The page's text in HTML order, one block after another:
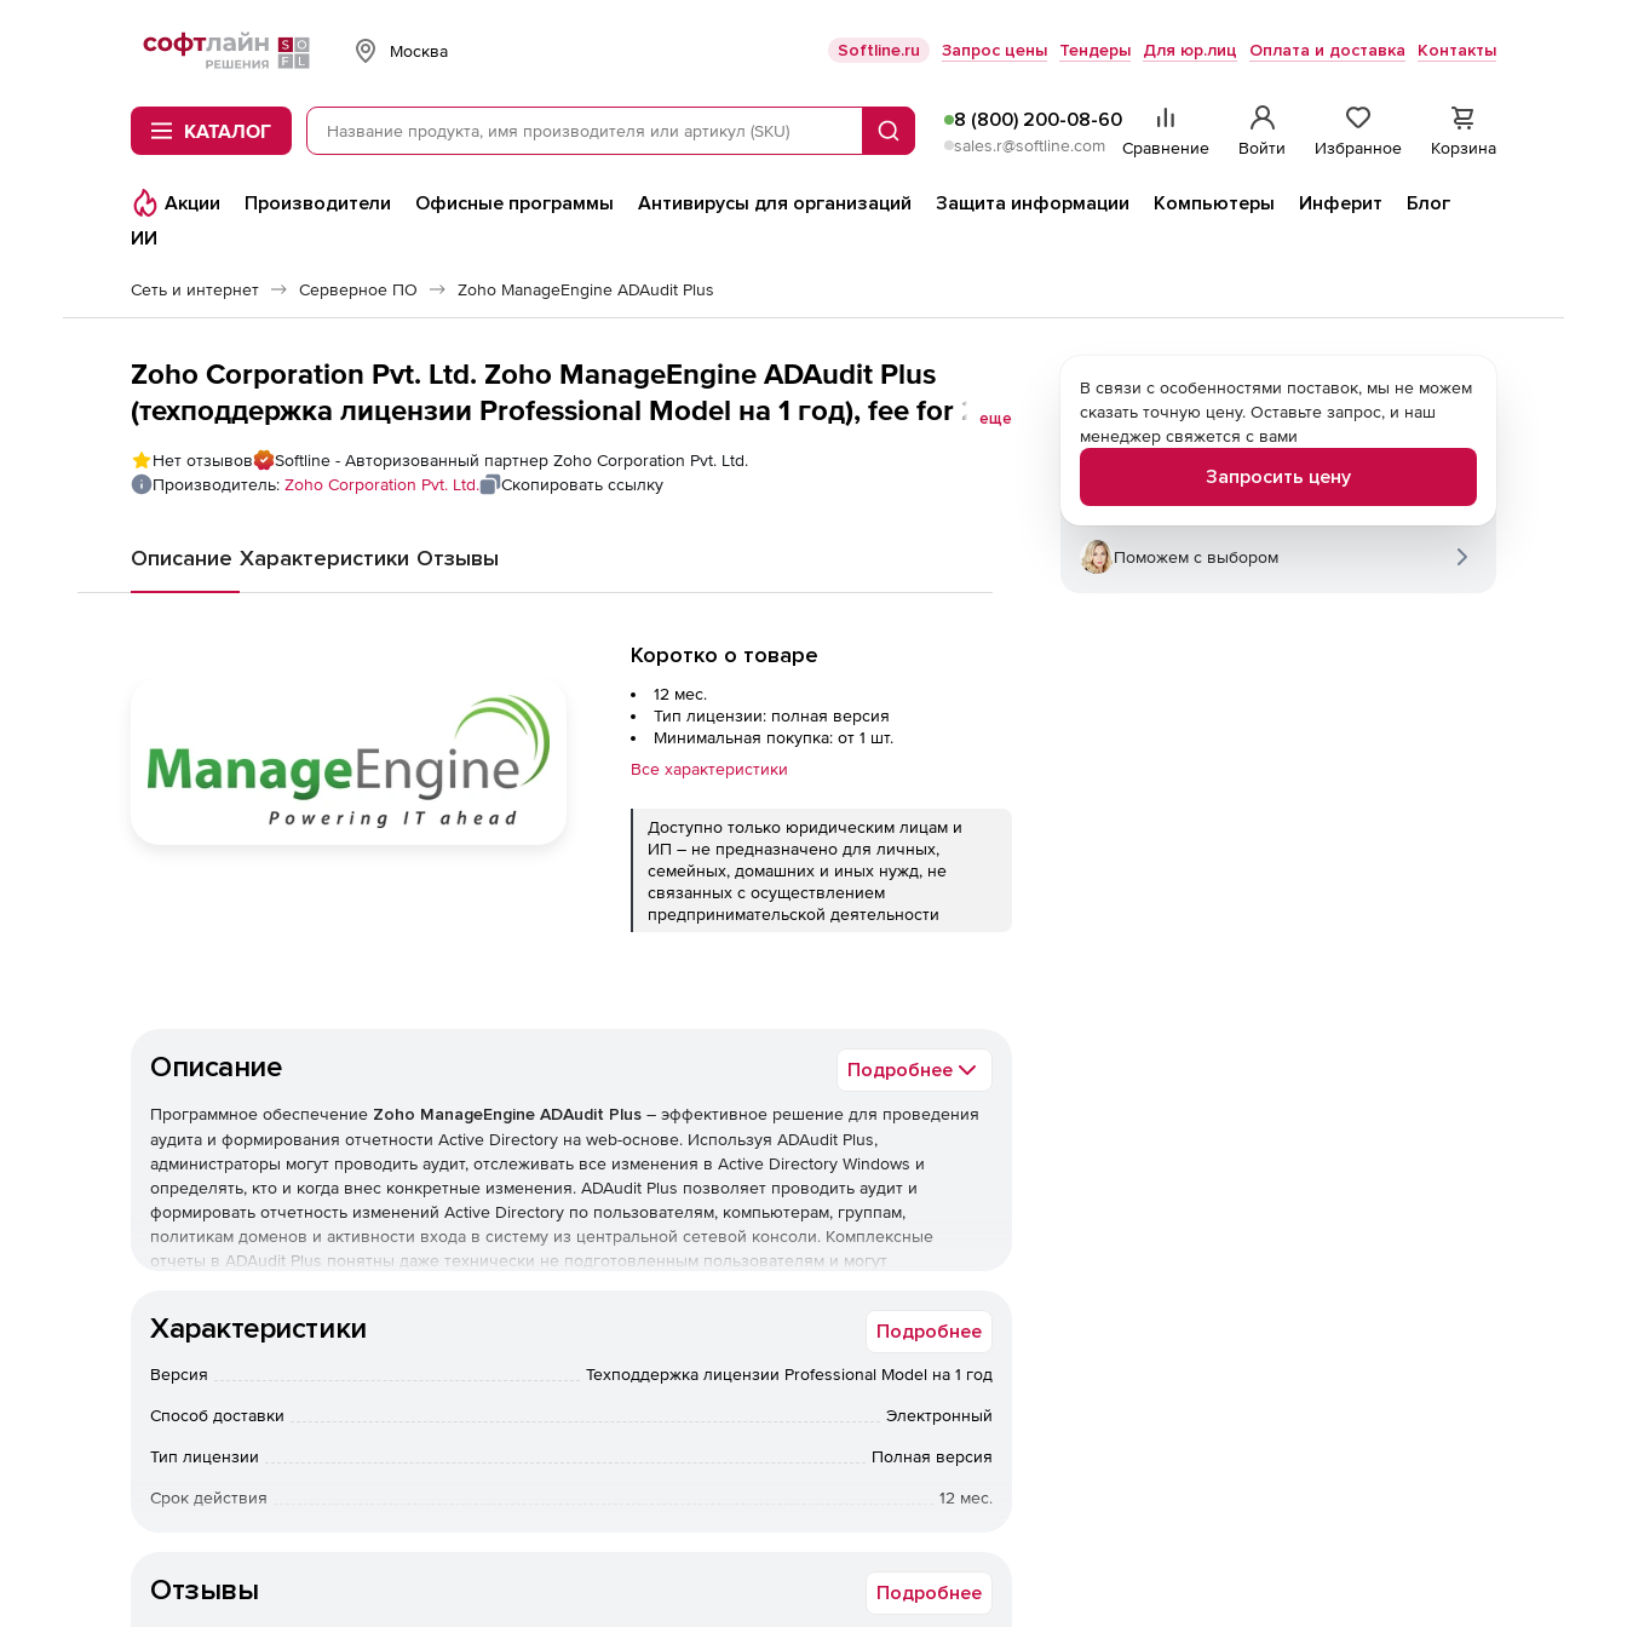
Softline
Москва Softline.ru Запрос цены Тендеры Для юр.лиц Оплата и доставка Контакты
КАТАЛОГ Поиск
8 (800) 200-08-60
sales.r@softline.com Сравнение Войти Избранное Корзина
Акции Производители Офисные программы Антивирусы для организаций Защита информации Компьютеры Инферит
Блог
ИИ
Сеть и интернет Серверное ПО Zoho ManageEngine ADAudit Plus
Zoho Corporation Pvt. Ltd. Zoho ManageEngine ADAudit Plus
(техподдержка лицензии Professional Model на 1 год), fee for 20
Domain Controllers
еще
Нет отзывов
Softline - Авторизованный партнер Zoho Corporation Pvt. Ltd.
Производитель: Zoho Corporation Pvt. Ltd. Скопировать ссылку
Описание Характеристики Отзывы
Коротко о товаре
12 мес.
Тип лицензии: полная версия
Минимальная покупка: от 1 шт.
Все характеристики
Доступно только юридическим лицам и
ИП – не предназначено для личных,
семейных, домашних и иных нужд, не
связанных с осуществлением
предпринимательской деятельности
Описание Подробнее
Программное обеспечение Zoho ManageEngine ADAudit Plus – эффективное решение для проведения
аудита и формирования отчетности Active Directory на web-основе. Используя ADAudit Plus,
администраторы могут проводить аудит, отслеживать все изменения в Active Directory Windows и
определять, кто и когда внес конкретные изменения. ADAudit Plus позволяет проводить аудит и
формировать отчетность изменений Active Directory по пользователям, компьютерам, группам,
политикам доменов и активности входа в систему из центральной сетевой консоли. Комплексные
отчеты в ADAudit Plus понятны даже технически не подготовленным пользователям и могут
Настройка правил фильтрации и рассылки оповещений об определенных изменениях объектов
Возможность отслеживать изменения в Active Directory Windows и определять, кто, когда и какие
Характеристики Подробнее
Версия Техподдержка лицензии Professional Model на 1 год
Способ доставки Электронный
Тип лицензии Полная версия
Срок действия 12 мес.
Отзывы Подробнее
В связи с особенностями поставок, мы не можем
сказать точную цену. Оставьте запрос, и наш
менеджер свяжется с вами
Запросить цену
Поможем с выбором